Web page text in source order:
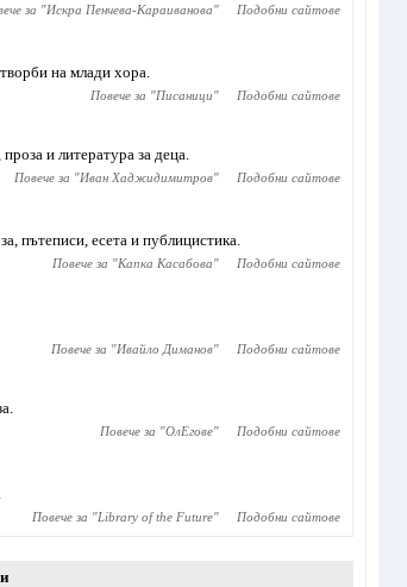
за "Искра Пенчева-Караиванова" Подобни сайтове
на млади хора.
Повече за "Писаници" Подобни сайтове
и литература за деца.
Повече за "Иван Хаджидимитров" Подобни сайтове
пътеписи, есета и публицистика.
Повече за "Капка Касабова" Подобни сайтове
Повече за "Ивайло Диманов" Подобни сайтове
Повече за "ОлЕгове" Подобни сайтове
Повече за "Library of the Future" Подобни сайтове